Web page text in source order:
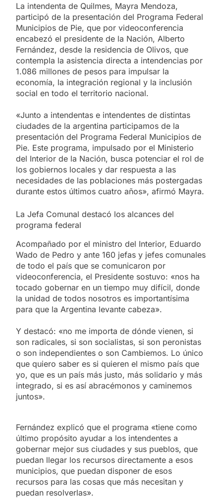
La intendenta de Quilmes, Mayra Mendoza,
participó de la presentación del Programa Federal
Municipios de Pie, que por videoconferencia
encabezó el presidente de la Nación, Alberto
Fernández, desde la residencia de Olivos, que
contempla la asistencia directa a intendencias por
1.086 millones de pesos para impulsar la
economía, la integración regional y la inclusión
social en todo el territorio nacional.
«Junto a intendentas e intendentes de distintas
ciudades de la argentina participamos de la
presentación del Programa Federal Municipios de
Pie. Este programa, impulsado por el Ministerio
del Interior de la Nación, busca potenciar el rol de
los gobiernos locales y dar respuesta a las
necesidades de las poblaciones más postergadas
durante estos últimos cuatro años», afirmó Mayra.
La Jefa Comunal destacó los alcances del
programa federal
Acompañado por el ministro del Interior, Eduardo
Wado de Pedro y ante 160 jefas y jefes comunales
de todo el país que se comunicaron por
videoconferencia, el Presidente sostuvo: «nos ha
tocado gobernar en un tiempo muy difícil, donde
la unidad de todos nosotros es importantísima
para que la Argentina levante cabeza».
Y destacó: «no me importa de dónde vienen, si
son radicales, si son socialistas, si son peronistas
o son independientes o son Cambiemos. Lo único
que quiero saber es si quieren el mismo país que
yo, que es un país más justo, más solidario y más
integrado, si es así abracémonos y caminemos
juntos».
Fernández explicó que el programa «tiene como
último propósito ayudar a los intendentes a
gobernar mejor sus ciudades y sus pueblos, que
puedan llegar los recursos directamente a esos
municipios, que puedan disponer de esos
recursos para las cosas que más necesitan y
puedan resolverlas».